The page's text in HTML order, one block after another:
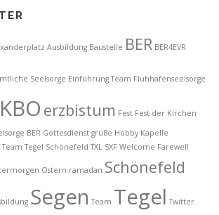
Ausbildung Baustelle BER BER4EVR
Seelsorge Einführung Team Fluhhafenseelsorge
erzbistum Fest Fest der Kirchen
BER Gottesdienst grüße Hobby Kapelle
Tegel Schönefeld TXL SXF Welcome Farewell
Ostern ramadan Schönefeld
Segen Team Tegel Twitter